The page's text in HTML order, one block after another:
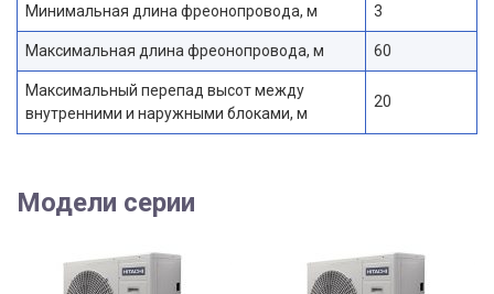
Минимальная длина фреонопровода, м 3
Максимальная длина фреонопровода, м 60
Максимальный перепад высот между
внутренними и наружными блоками, м
20
Модели серии